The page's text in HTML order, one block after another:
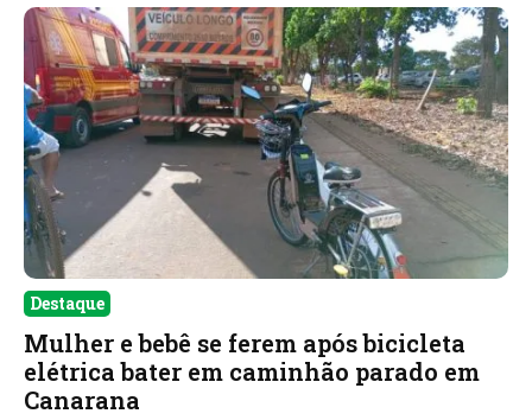
Destaque
Mulher e bebê se ferem após bicicleta
elétrica bater em caminhão parado em
Canarana